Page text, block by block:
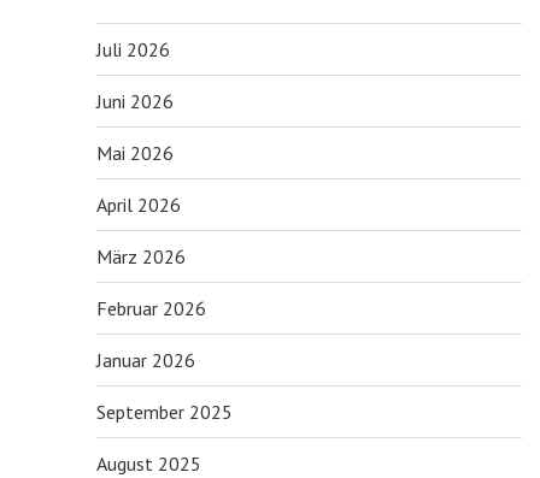
Juli 2026
Juni 2026
Mai 2026
April 2026
März 2026
Februar 2026
Januar 2026
September 2025
August 2025